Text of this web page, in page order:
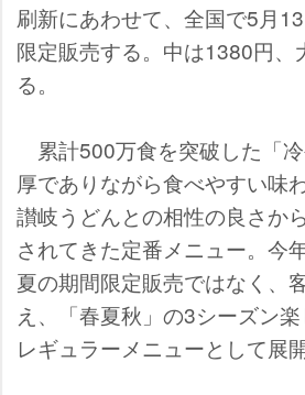
刷新にあわせて、全国で5月
限定販売する。中は1380円、
る。
累計500万食を突破した「
厚でありながら食べやすい味
讃岐うどんとの相性の良さか
されてきた定番メニュー。今
夏の期間限定販売ではなく、
え、「春夏秋」の3シーズン楽
レギュラーメニューとして展開